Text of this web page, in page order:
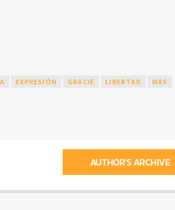
EXPRESIÓN GRACIE LIBERTAD MÁS
AUTHOR'S ARCHIVE